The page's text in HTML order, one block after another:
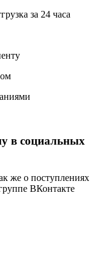
за 24 часа
в социальных
же о поступлениях
ВКонтакте